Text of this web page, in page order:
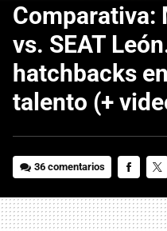
Comparativa:
vs. SEAT
hatchbacks
talento (+
36 comentarios